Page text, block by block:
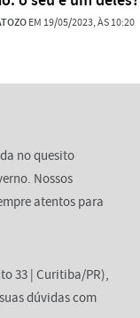
EM 19/05/2023, ÀS 10:20
no quesito
Nossos
atentos para
33 | Curitiba/PR),
dúvidas com